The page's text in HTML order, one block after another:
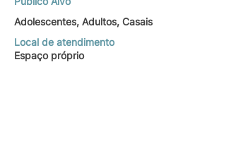
Adolescentes, Adultos, Casais
Local de atendimento
Espaço próprio